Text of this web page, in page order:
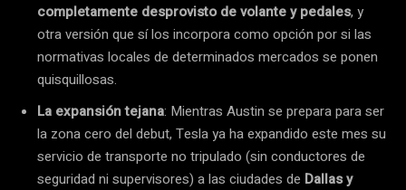
completamente desprovisto de volante y pedales, y
otra versión que sí los incorpora como opción por si las
normativas locales de determinados mercados se ponen
quisquillosas.
La expansión tejana: Mientras Austin se prepara para ser
la zona cero del debut, Tesla ya ha expandido este mes su
servicio de transporte no tripulado (sin conductores de
seguridad ni supervisores) a las ciudades de Dallas y